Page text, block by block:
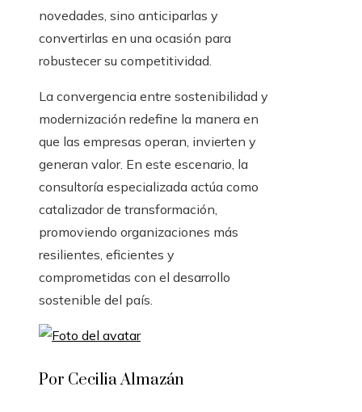
novedades, sino anticiparlas y
convertirlas en una ocasión para
robustecer su competitividad.
La convergencia entre sostenibilidad y
modernización redefine la manera en
que las empresas operan, invierten y
generan valor. En este escenario, la
consultoría especializada actúa como
catalizador de transformación,
promoviendo organizaciones más
resilientes, eficientes y
comprometidas con el desarrollo
sostenible del país.
Por Cecilia Almazán